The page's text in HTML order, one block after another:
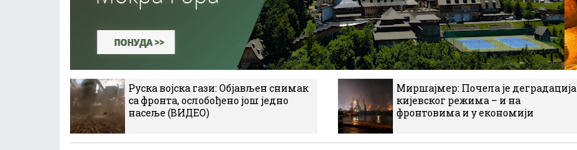
Руска војска гази: Објављен снимак
са фронта, ослобођено још једно
насеље (ВИДЕО)
Миршајмер: Почела је деградација
кијевског режима – и на
фронтовима и у економији